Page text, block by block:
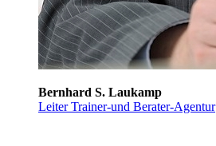
Bernhard S. Laukamp
Leiter Trainer-und Berater-Agentur